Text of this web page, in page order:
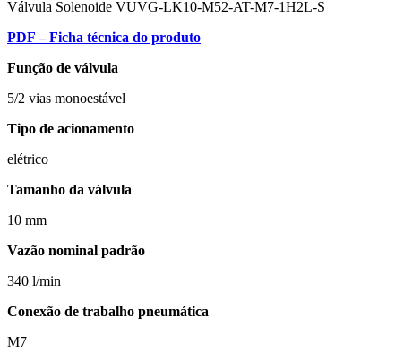
Válvula Solenoide VUVG-LK10-M52-AT-M7-1H2L-S
PDF – Ficha técnica do produto
Função de válvula
5/2 vias monoestável
Tipo de acionamento
elétrico
Tamanho da válvula
10 mm
Vazão nominal padrão
340 l/min
Conexão de trabalho pneumática
M7